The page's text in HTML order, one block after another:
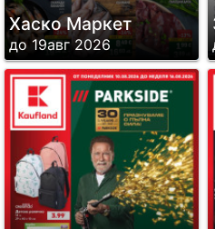
Хаско Маркет
до 19авг 2026